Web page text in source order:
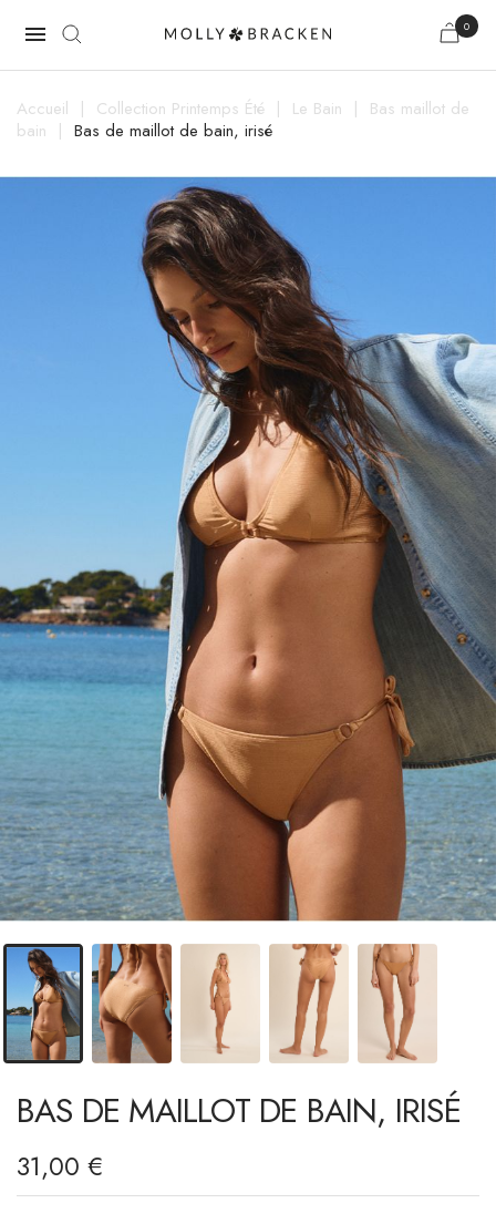
 0
Accueil Collection Printemps Été Le Bain
Bas maillot de
bain
Bas de maillot de bain, irisé
BAS DE MAILLOT DE BAIN, IRISÉ
31,00 €